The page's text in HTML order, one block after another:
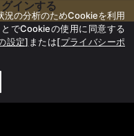
インする
況の分析のためCookieを利用
でCookieの使用に同意する
設定] または[プライバシーポ